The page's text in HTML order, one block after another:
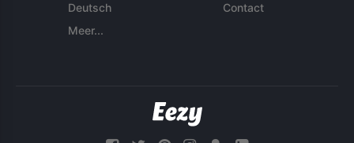
Deutsch
Meer...
Contact